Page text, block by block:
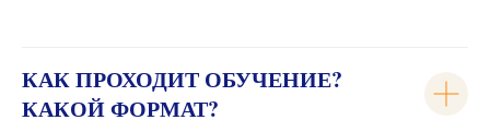
КАК ПРОХОДИТ ОБУЧЕНИЕ?
КАКОЙ ФОРМАТ?